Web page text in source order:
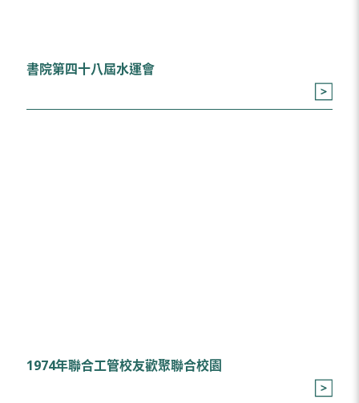
書院第四十八屆水運會
1974年聯合工管校友歡聚聯合校園